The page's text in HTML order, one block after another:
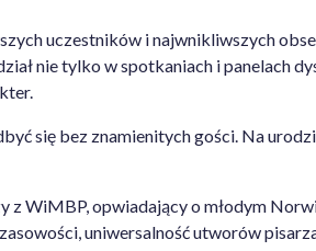
uczestników i najwnikliwszych
nie tylko w spotkaniach i panelach
się bez znamienitych gości. Na
WiMBP, opwiadający o młodym
uniwersalność utworów